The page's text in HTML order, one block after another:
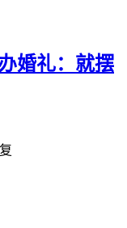
婚礼：就摆